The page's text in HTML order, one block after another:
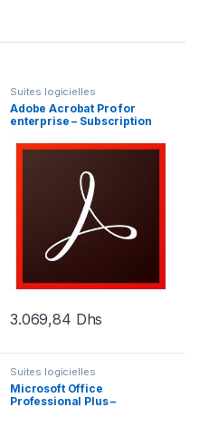
Suites logicielles
Adobe Acrobat Pro for
enterprise – Subscription
3.069,84 Dhs
Suites logicielles
Microsoft Office
Professional Plus –